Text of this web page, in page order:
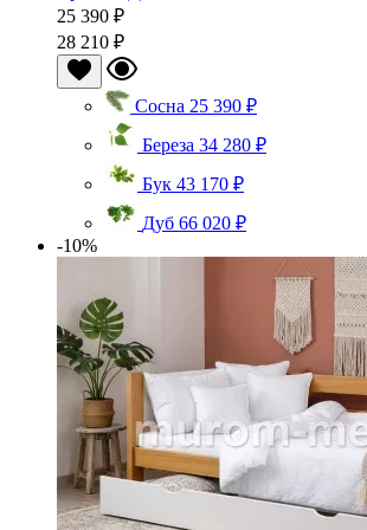
25 390 ₽
28 210 ₽
Сосна 25 390 ₽
Береза 34 280 ₽
Бук 43 170 ₽
Дуб 66 020 ₽
-10%